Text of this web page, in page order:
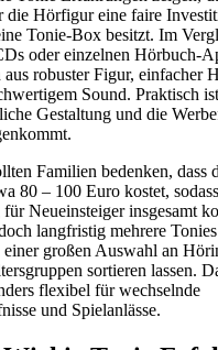
die Hörfigur eine faire
Tonie-Box besitzt. Im
oder einzelnen Hörbuch-
robuster Figur, einfacher
Sound. Praktisch
Gestaltung und die
Familien bedenken, dass
80 – 100 Euro kostet,
Neueinsteiger insgesamt
langfristig mehrere
großen Auswahl an
sortieren lassen.
flexibel für wechselnde
und Spielanlässe.